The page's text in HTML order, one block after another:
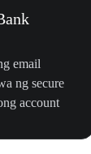
email
ng secure
account